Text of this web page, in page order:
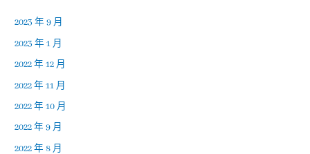
2023 年 9 月
2023 年 1 月
2022 年 12 月
2022 年 11 月
2022 年 10 月
2022 年 9 月
2022 年 8 月